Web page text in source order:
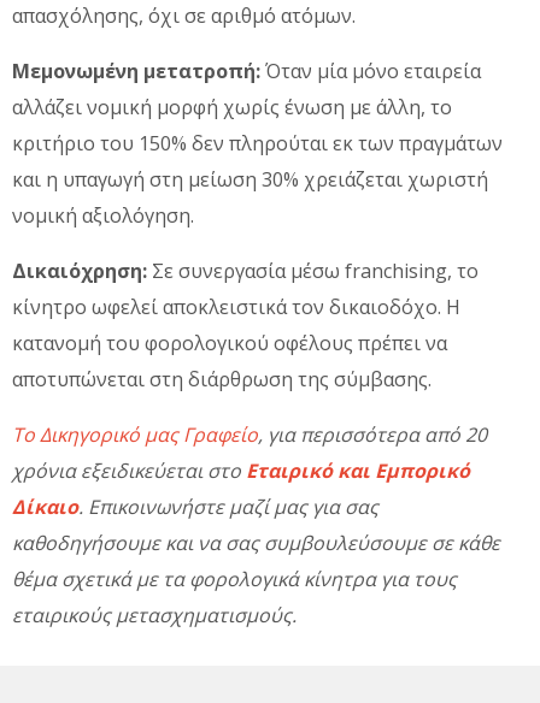
απασχόλησης, όχι σε αριθμό ατόμων.
Μεμονωμένη μετατροπή:Όταν μία μόνο εταιρεία
αλλάζει νομική μορφή χωρίς ένωση με άλλη, το
κριτήριο του 150% δεν πληρούται εκ των πραγμάτων
και η υπαγωγή στη μείωση 30% χρειάζεται χωριστή
νομική αξιολόγηση.
Δικαιόχρηση: Σε συνεργασία μέσω franchising, το
κίνητρο ωφελεί αποκλειστικά τον δικαιοδόχο. Η
κατανομή του φορολογικού οφέλους πρέπει να
αποτυπώνεται στη διάρθρωση της σύμβασης.
Το Δικηγορικό μας Γραφείο, για περισσότερα από 20
χρόνια εξειδικεύεται στο Εταιρικό και Εμπορικό
Δίκαιο. Επικοινωνήστε μαζί μας για σας
καθοδηγήσουμε και να σας συμβουλεύσουμε σε κάθε
θέμα σχετικά με τα φορολογικά κίνητρα για τους
εταιρικούς μετασχηματισμούς.